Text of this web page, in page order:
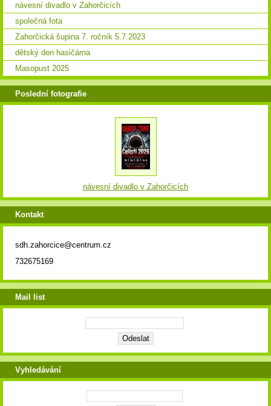
návesní divadlo v Zahorčicích
společná fota
Zahorčická šupina 7. ročník 5.7.2023
dětský den hasičárna
Masopust 2025
Poslední fotografie
návesní divadlo v Zahorčicích
Kontakt
sdh.zahorcice@centrum.cz
732675169
Mail list
Vyhledávání